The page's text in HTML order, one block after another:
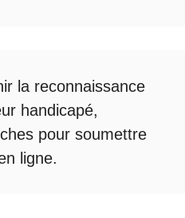
la reconnaissance
handicapé,
pour soumettre
ligne.